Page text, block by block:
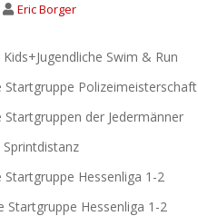
Eric Borger
Swim & Run
Startgruppe Polizeimeisterschaft
Startgruppen der Jedermänner
Sprintdistanz
Startgruppe Hessenliga 1-2
Startgruppe Hessenliga 1-2